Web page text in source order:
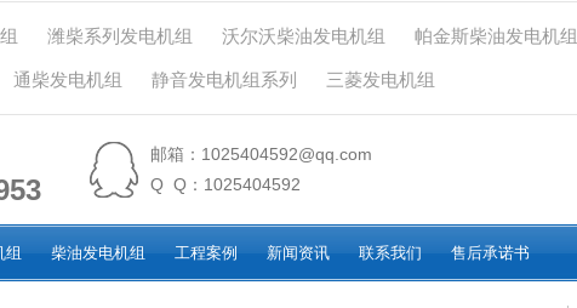
潍柴系列发电机组 沃尔沃柴油发电机组 帕金斯柴油发电机组
通柴发电机组 静音发电机组系列 三菱发电机组
邮箱：1025404592@qq.com
Q Q：1025404592
组 柴油发电机组 工程案例 新闻资讯 联系我们 售后承诺书